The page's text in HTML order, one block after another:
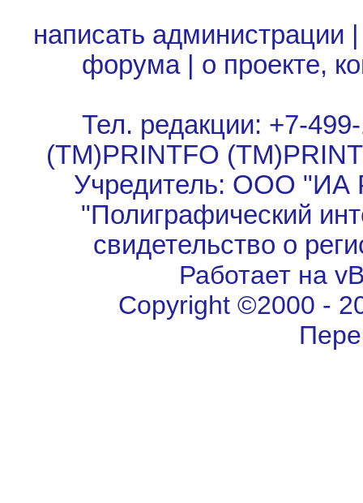
написать администрации
форума| о проекте,
Тел. редакции: +7-
(TM)PRINTFO
Учредитель: ООО "ИА
"Полиграфический
свидетельство о
Работает на
Copyright ©2000 -